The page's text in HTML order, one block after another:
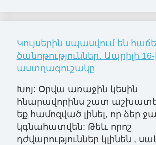
Կույսերին սպասվում են
ծանոթություններ․ Ապրիլի
աստղագուշակը
Խոյ: Օրվա առաջին կեսին
հնարավորինս շատ
եք համոզված լինել, որ ձեր
կգնահատվեն: Թեև որոշ
դժվարություններ կլինեն ,